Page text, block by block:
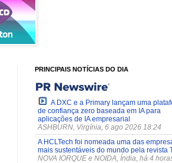
PRINCIPAIS NOTÍCIAS DO DIA
A DXC e a Primary lançam uma
de confiança zero baseada em IA para
aplicações de IA empresarial
ASHBURN, Virgínia, 6 ago 2026 18:24
A HCLTech foi nomeada uma das
mais sustentáveis do mundo pela revista
NOVA IORQUE e NOIDA, Índia, há 4